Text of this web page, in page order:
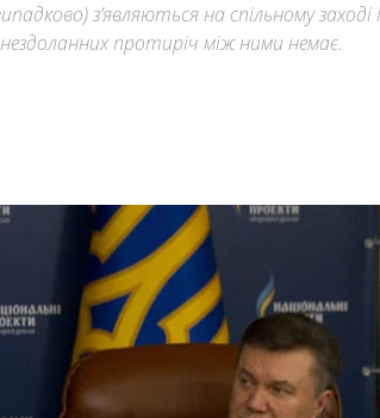
з’являються на спільному заході
протиріч між ними немає.